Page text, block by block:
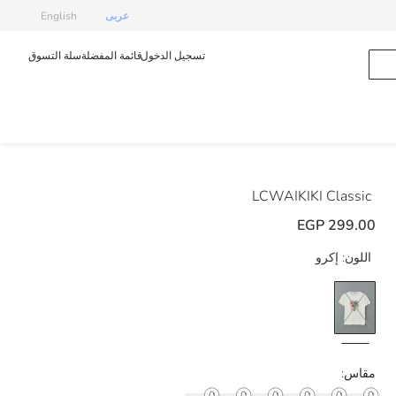
عربى English
تسجيل الدخولقائمة المفضلةسلة التسوق
LCWAIKIKI Classic
299.00 EGP
اللون: إكرو
مقاس: